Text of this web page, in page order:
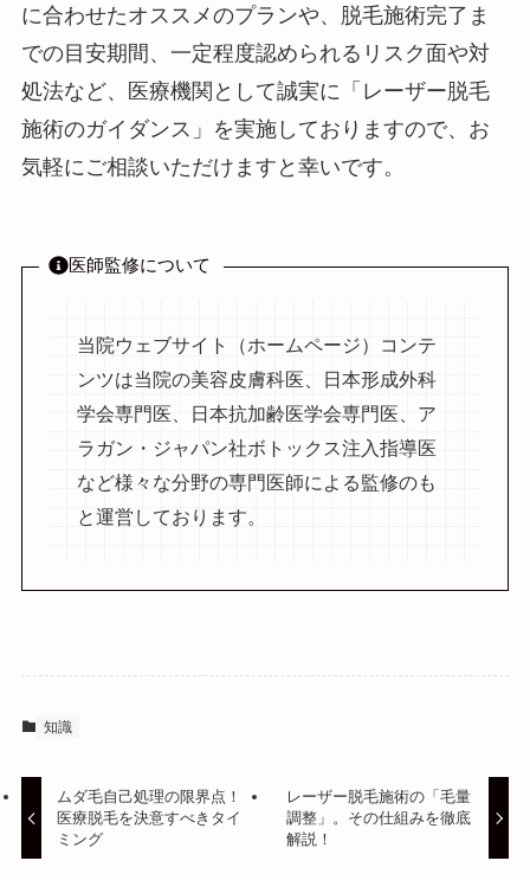
に合わせたオススメのプランや、脱毛施術完了ま
での目安期間、一定程度認められるリスク面や対
処法など、医療機関として誠実に「レーザー脱毛
施術のガイダンス」を実施しておりますので、お
気軽にご相談いただけますと幸いです。
医師監修について
当院ウェブサイト（ホームページ）コンテ
ンツは当院の美容皮膚科医、日本形成外科
学会専門医、日本抗加齢医学会専門医、ア
ラガン・ジャパン社ボトックス注入指導医
など様々な分野の専門医師による監修のも
と運営しております。
知識
ムダ毛自己処理の限界点！
医療脱毛を決意すべきタイ
ミング
レーザー脱毛施術の「毛量
調整」。その仕組みを徹底
解説！